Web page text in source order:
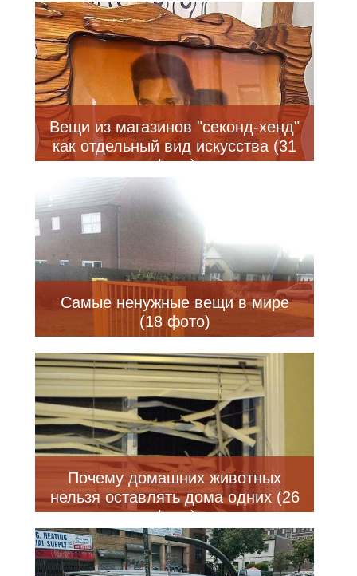
Вещи из магазинов "секонд-хенд"
как отдельный вид искусства (31
фото)
Самые ненужные вещи в мире
(18 фото)
Почему домашних животных
нельзя оставлять дома одних (26
фото)